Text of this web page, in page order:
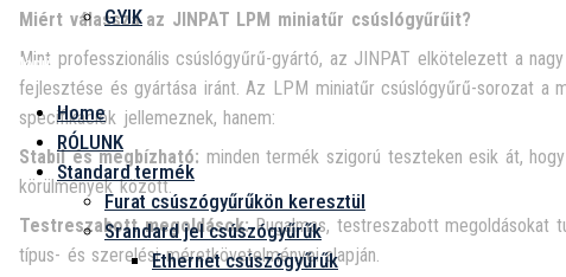
GYIK
Menü
Home
RÓLUNK
Standard termék
Furat csúszógyűrűkön keresztül
Srandard jel csúszógyűrűk
Ethernet csúszógyűrűk
Miért válassza az JINPAT LPM miniatűr csúslógyűrűit?
Mint professzionális csúslógyűrű-gyártó, az JINPAT elkötelezett a
fejlesztése és gyártása iránt. Az LPM miniatűr csúslógyűrű-sorozat a
specifikációk jellemeznek, hanem:
Stabil és megbízható: minden termék szigorú teszteken esik át,
körülmények között.
Testreszabott megoldások:Rugalmas, testreszabott megoldásokat
típus- és szerelési méretkövetelményei alapján.